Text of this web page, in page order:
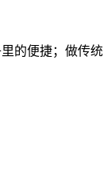
的便捷；做传统